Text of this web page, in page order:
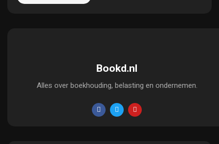
Bookd.nl
Alles over boekhouding, belasting en ondernemen.